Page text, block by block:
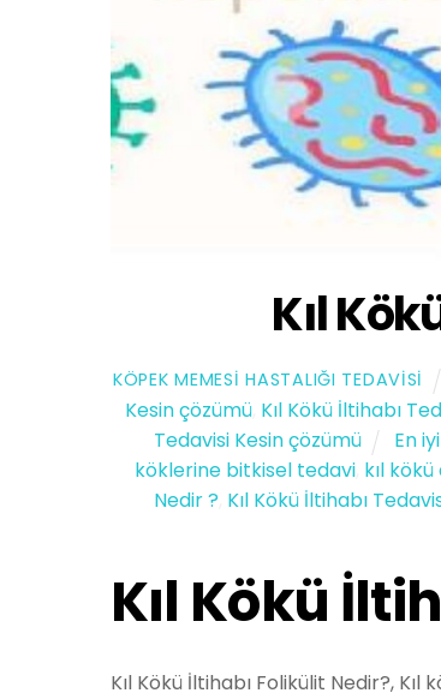
Kıl
KÖPEK MEMESI HASTALIĞI TEDAVISI
Kesin çözümü Kıl Kökü İltihabı
Tedavisi Kesin çözümü
En
köklerine bitkisel tedavi kıl
Nedir ? Kıl Kökü İltihabı
Kıl Kökü
Kıl Kökü İltihabı Folikülit Nedir?,